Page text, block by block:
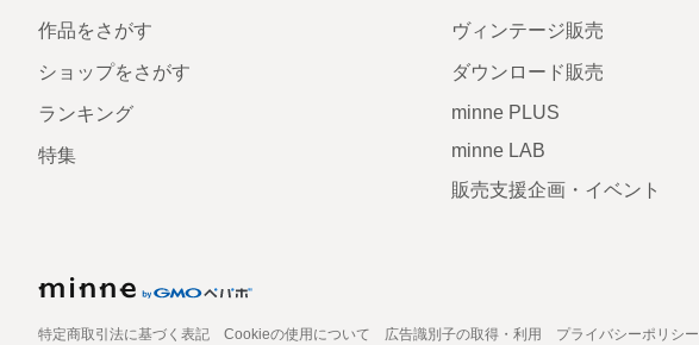
作品をさがす
ショップをさがす
ランキング
特集
ヴィンテージ販売
ダウンロード販売
minne PLUS
minne LAB
販売支援企画・イベント
特定商取引法に基づく表記 Cookieの使用について 広告識別子の取得・利用 プライバシーポリシー